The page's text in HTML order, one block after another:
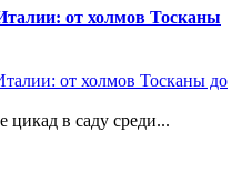
от холмов Тосканы
цикад в саду среди...